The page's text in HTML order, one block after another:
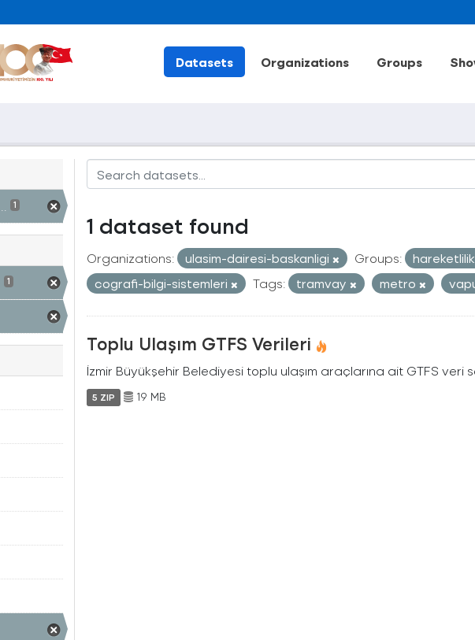
Datasets Organizations Groups
1
1
1 dataset found
Organizations: ulasim-dairesi-baskanligi Groups:
cografi-bilgi-sistemleri
Tags: tramvay metro
Toplu Ulaşım GTFS Verileri
İzmir Büyükşehir Belediyesi toplu ulaşım araçlarına ait GTFS veri
5 ZIP 19 MB